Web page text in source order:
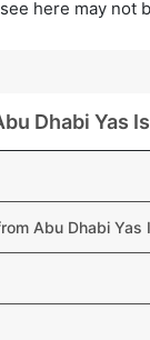
here may not
Dhabi Yas
Abu Dhabi